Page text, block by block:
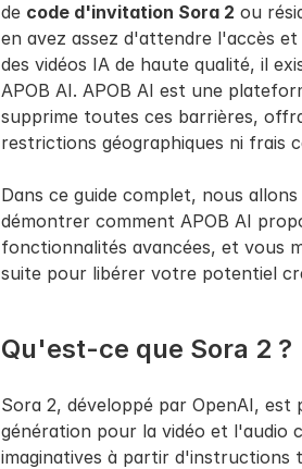
de code d'invitation Sora 2 ou
en avez assez d'attendre l'accès
des vidéos IA de haute qualité, il
APOB AI. APOB AI est une
supprime toutes ces barrières,
restrictions géographiques ni frais
Dans ce guide complet, nous
démontrer comment APOB AI
fonctionnalités avancées, et vous
suite pour libérer votre potentiel
Qu'est-ce que Sora 2 ?
Sora 2, développé par OpenAI, est
génération pour la vidéo et l'audio
imaginatives à partir d'instructions